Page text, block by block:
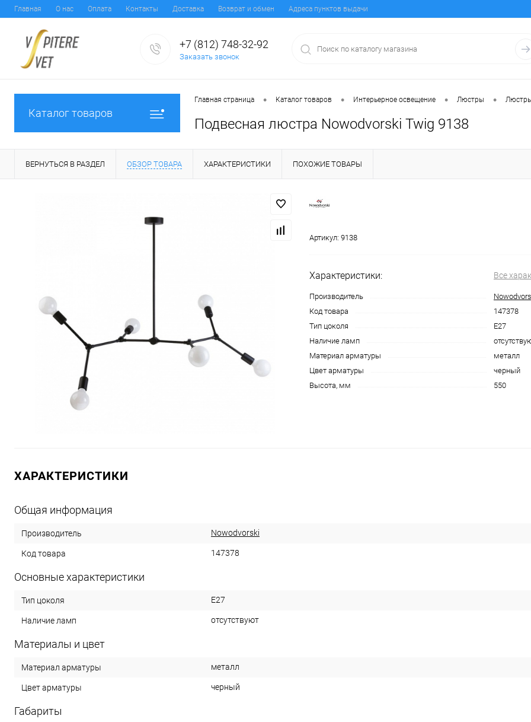
Главная О нас Оплата Контакты Доставка Возврат и обмен Адреса пунктов выдачи
+7 (812) 748-32-92
Заказать звонок
Каталог товаров
Главная страница • Каталог товаров • Интерьерное освещение • Люстры •
Подвесная люстра Nowodvorski Twig 9138
ВЕРНУТЬСЯ В РАЗДЕЛ ОБЗОР ТОВАРА ХАРАКТЕРИСТИКИ ПОХОЖИЕ ТОВАРЫ
Артикул: 9138
Характеристики: Все
Производитель
Код товара
147378
Тип цоколя
E27
Наличие ламп
Материал арматуры
металл
Цвет арматуры
черный
Высота, мм
550
ХАРАКТЕРИСТИКИ
Общая информация
Производитель Nowodvorski
Код товара 147378
Основные характеристики
Тип цоколя E27
Наличие ламп отсутствуют
Материалы и цвет
Материал арматуры металл
Цвет арматуры черный
Габариты